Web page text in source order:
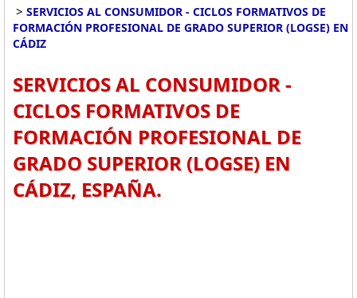
> SERVICIOS AL CONSUMIDOR - CICLOS FORMATIVOS DE
FORMACIÓN PROFESIONAL DE GRADO SUPERIOR (LOGSE) EN
CÁDIZ
SERVICIOS AL CONSUMIDOR -
CICLOS FORMATIVOS DE
FORMACIÓN PROFESIONAL DE
GRADO SUPERIOR (LOGSE) EN
CÁDIZ, ESPAÑA.